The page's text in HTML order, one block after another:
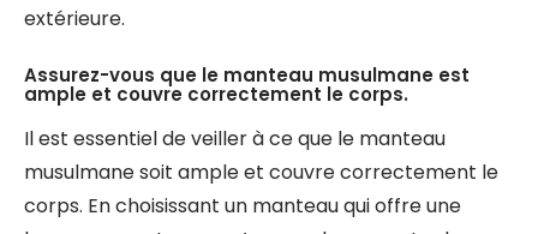
extérieure.
Assurez-vous que le manteau musulmane est
ample et couvre correctement le corps.
Il est essentiel de veiller à ce que le manteau
musulmane soit ample et couvre correctement le
corps. En choisissant un manteau qui offre une